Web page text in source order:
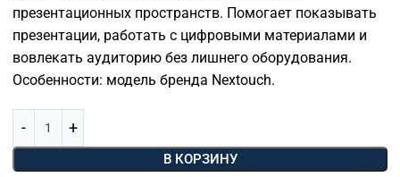
презентационных пространств. Помогает показывать
презентации, работать с цифровыми материалами и
вовлекать аудиторию без лишнего оборудования.
Особенности: модель бренда Nextouch.
В КОРЗИНУ